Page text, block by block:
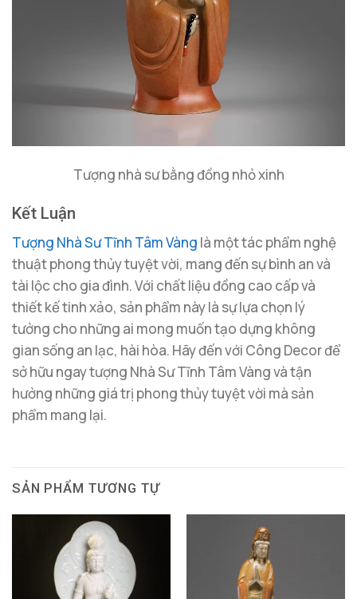
Tượng nhà sư bằng đồng nhỏ xinh
Kết Luận
Tượng Nhà Sư Tĩnh Tâm Vàng là một tác phẩm nghệ
thuật phong thủy tuyệt vời, mang đến sự bình an và
tài lộc cho gia đình. Với chất liệu đồng cao cấp và
thiết kế tinh xảo, sản phẩm này là sự lựa chọn lý
tưởng cho những ai mong muốn tạo dựng không
gian sống an lạc, hài hòa. Hãy đến với Công Decor để
sở hữu ngay tượng Nhà Sư Tĩnh Tâm Vàng và tận
hưởng những giá trị phong thủy tuyệt vời mà sản
phẩm mang lại.
SẢN PHẨM TƯƠNG TỰ